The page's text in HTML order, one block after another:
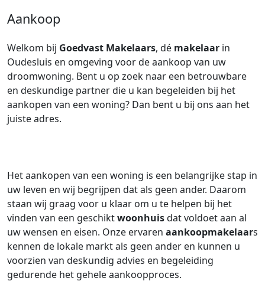
Aankoop
Welkom bij Goedvast Makelaars, dé makelaar in
Oudesluis en omgeving voor de aankoop van uw
droomwoning. Bent u op zoek naar een betrouwbare
en deskundige partner die u kan begeleiden bij het
aankopen van een woning? Dan bent u bij ons aan het
juiste adres.
Het aankopen van een woning is een belangrijke stap in
uw leven en wij begrijpen dat als geen ander. Daarom
staan wij graag voor u klaar om u te helpen bij het
vinden van een geschiktwoonhuisdat voldoet aan al
uw wensen en eisen. Onze ervaren aankoopmakelaars
kennen de lokale markt als geen ander en kunnen u
voorzien van deskundig advies en begeleiding
gedurende het gehele aankoopproces.